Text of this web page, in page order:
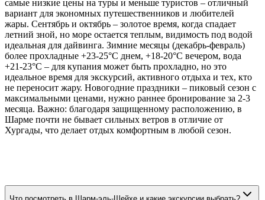
самые низкие цены на туры и меньше туристов – отличный
вариант для экономных путешественников и любителей
жары. Сентябрь и октябрь – золотое время, когда спадает
летний зной, но море остается теплым, видимость под водой
идеальная для дайвинга. Зимние месяцы (декабрь-февраль)
более прохладные +23-25°C днем, +18-20°C вечером, вода
+21-23°C – для купания может быть прохладно, но это
идеальное время для экскурсий, активного отдыха и тех, кто
не переносит жару. Новогодние праздники – пиковый сезон с
максимальными ценами, нужно раннее бронирование за 2-3
месяца. Важно: благодаря защищенному расположению, в
Шарме почти не бывает сильных ветров в отличие от
Хургады, что делает отдых комфортным в любой сезон.